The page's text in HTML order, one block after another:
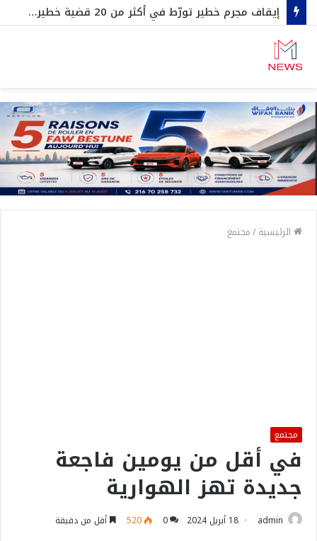
إيقاف مجرم خطير تورّط في أكثر من 20 قضية خطيرة .
الرئيسية/مجتمع
مجتمع
في أقل من يومين فاجعة
جديدة تهز الهوارية
admin 18 أبريل 2024 0
520 أقل من دقيقة